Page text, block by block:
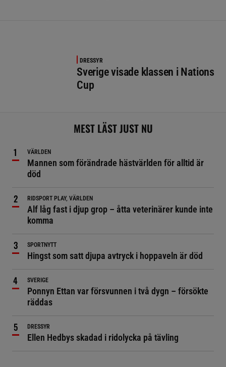
DRESSYR
Sverige visade klassen i Nations
Cup
MEST LÄST JUST NU
VÄRLDEN
Mannen som förändrade hästvärlden för alltid är
död
RIDSPORT PLAY, VÄRLDEN
Alf låg fast i djup grop – åtta veterinärer kunde inte
komma
SPORTNYTT
Hingst som satt djupa avtryck i hoppaveln är död
SVERIGE
Ponnyn Ettan var försvunnen i två dygn – försökte
räddas
DRESSYR
Ellen Hedbys skadad i ridolycka på tävling